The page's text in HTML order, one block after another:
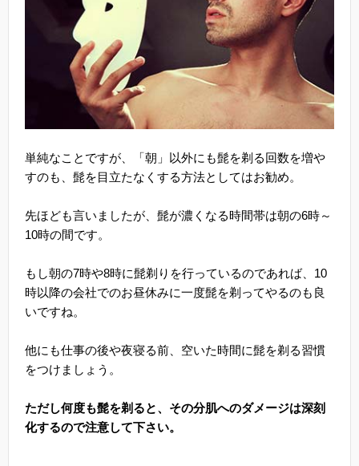
単純なことですが、「朝」以外にも髭を剃る回数を増や
すのも、髭を目立たなくする方法としてはお勧め。
先ほども言いましたが、髭が濃くなる時間帯は朝の6時～
10時の間です。
もし朝の7時や8時に髭剃りを行っているのであれば、10
時以降の会社でのお昼休みに一度髭を剃ってやるのも良
いですね。
他にも仕事の後や夜寝る前、空いた時間に髭を剃る習慣
をつけましょう。
ただし何度も髭を剃ると、その分肌へのダメージは深刻
化するので注意して下さい。